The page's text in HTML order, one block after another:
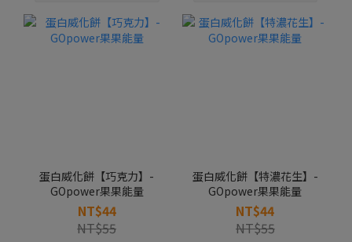
蛋白威化餅【巧克力】-
GOpower果果能量
NT$44
NT$55
蛋白威化餅【特濃花生】-
GOpower果果能量
NT$44
NT$55